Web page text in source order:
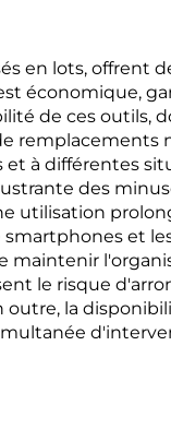
en lots, offrent
économique,
de ces outils,
remplacements
à différentes
des
utilisation
et
maintenir
le risque
outre, la